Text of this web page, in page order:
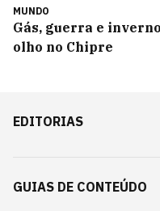
MUNDO
Gás, guerra e
olho no Chipre
EDITORIAS
GUIAS DE CONTEÚDO